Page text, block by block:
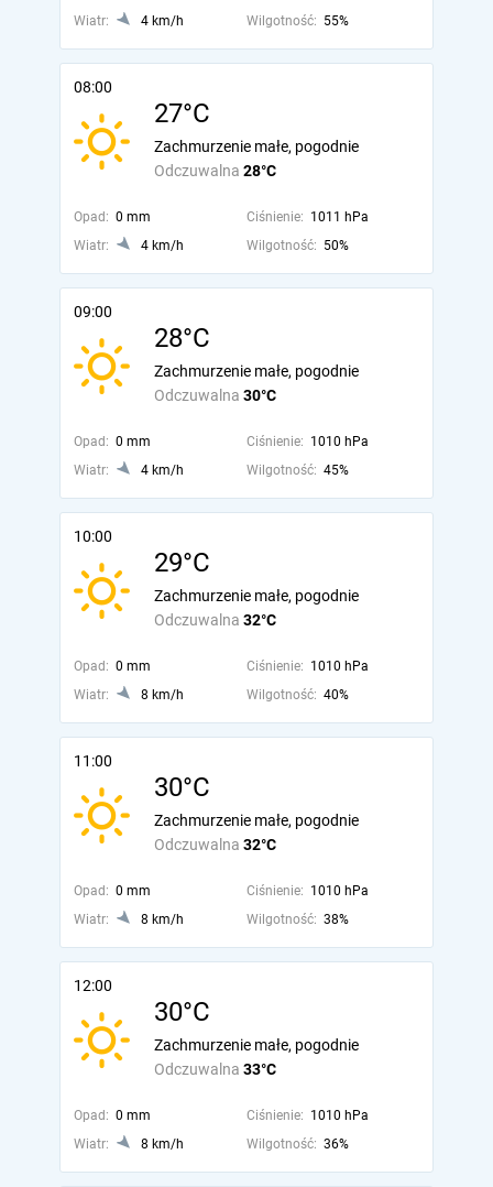
Wiatr: 4 km/h Wilgotność: 55%
08:00
27°C
Odczuwalna 28°C
Zachmurzenie małe, pogodnie
Opad: 0 mm Ciśnienie: 1011 hPa
Wiatr:
4 km/h Wilgotność: 50%
09:00
28°C
Odczuwalna 30°C
Zachmurzenie małe, pogodnie
Opad: 0 mm Ciśnienie: 1010 hPa
Wiatr:
4 km/h Wilgotność: 45%
10:00
29°C
Odczuwalna 32°C
Zachmurzenie małe, pogodnie
Opad: 0 mm Ciśnienie: 1010 hPa
Wiatr:
8 km/h Wilgotność: 40%
11:00
30°C
Odczuwalna 32°C
Zachmurzenie małe, pogodnie
Opad: 0 mm Ciśnienie: 1010 hPa
Wiatr:
8 km/h Wilgotność: 38%
12:00
30°C
Odczuwalna 33°C
Zachmurzenie małe, pogodnie
Opad: 0 mm Ciśnienie: 1010 hPa
Wiatr:
8 km/h Wilgotność: 36%